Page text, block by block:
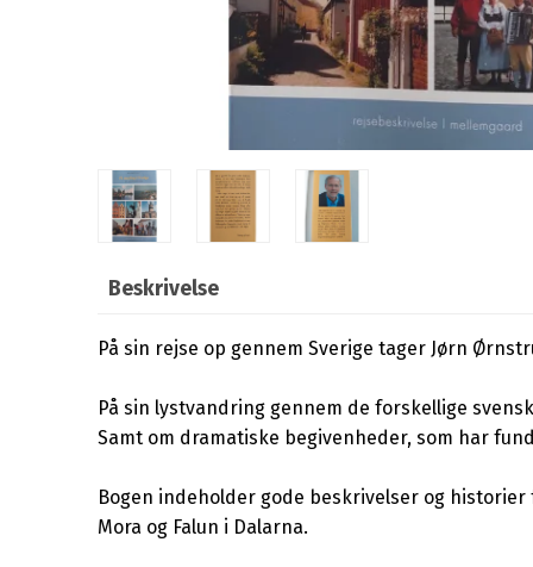
Beskrivelse
På sin rejse op gennem Sverige tager Jørn
På sin lystvandring gennem de forskellige
Samt om dramatiske begivenheder, som har
Bogen indeholder gode beskrivelser og historier
Mora og Falun i Dalarna.